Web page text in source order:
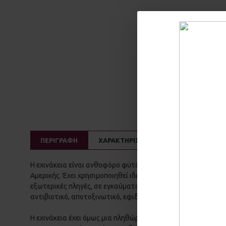
ΠΕΡΙΓΡΑΦΗ ΧΑΡΑΚΤΗΡΙΣΤΙΚΑ
Η εχινάκεια είναι ανθοφόρο φυτό που ανήκει στην
Αμερικής. Έχει χρησιμοποιηθεί ιδιαίτερα για τις
εξωτερικές πληγές, σε εγκαύματα και τσιμπήματα και
αντιβιοτικό, αποτοξινωτικό, εφιδρωτικό και
Η εχινάκεια έχει όμως μια πληθώρα ιδιοτήτων που την